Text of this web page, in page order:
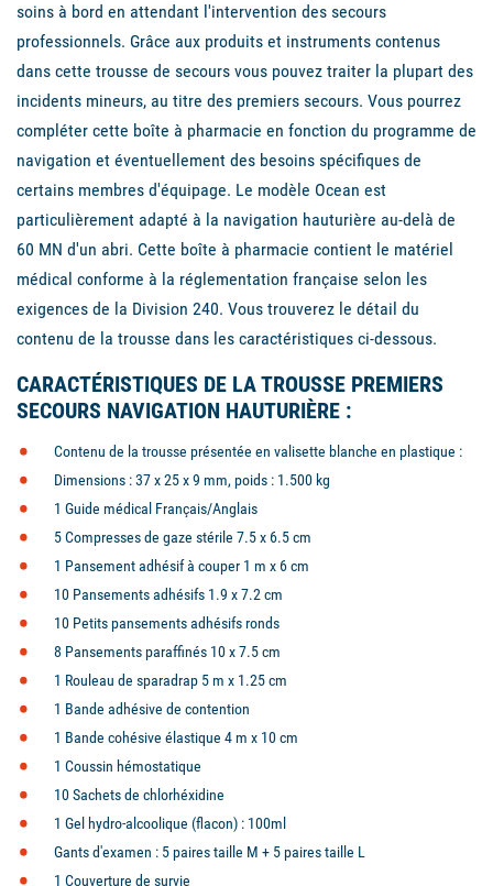
soins à bord en attendant l'intervention des secours
professionnels. Grâce aux produits et instruments contenus
dans cette trousse de secours vous pouvez traiter la plupart des
incidents mineurs, au titre des premiers secours. Vous pourrez
compléter cette boîte à pharmacie en fonction du programme de
navigation et éventuellement des besoins spécifiques de
certains membres d'équipage. Le modèle Ocean est
particulièrement adapté à la navigation hauturière au-delà de
60 MN d'un abri. Cette boîte à pharmacie contient le matériel
médical conforme à la réglementation française selon les
exigences de la Division 240. Vous trouverez le détail du
contenu de la trousse dans les caractéristiques ci-dessous.
CARACTÉRISTIQUES DE LA TROUSSE PREMIERS
SECOURS NAVIGATION HAUTURIÈRE :
Contenu de la trousse présentée en valisette blanche en plastique :
Dimensions : 37 x 25 x 9 mm, poids : 1.500 kg
1 Guide médical Français/Anglais
5 Compresses de gaze stérile 7.5 x 6.5 cm
1 Pansement adhésif à couper 1 m x 6 cm
10 Pansements adhésifs 1.9 x 7.2 cm
10 Petits pansements adhésifs ronds
8 Pansements paraffinés 10 x 7.5 cm
1 Rouleau de sparadrap 5 m x 1.25 cm
1 Bande adhésive de contention
1 Bande cohésive élastique 4 m x 10 cm
1 Coussin hémostatique
10 Sachets de chlorhéxidine
1 Gel hydro-alcoolique (flacon) : 100ml
Gants d'examen : 5 paires taille M + 5 paires taille L
1 Couverture de survie